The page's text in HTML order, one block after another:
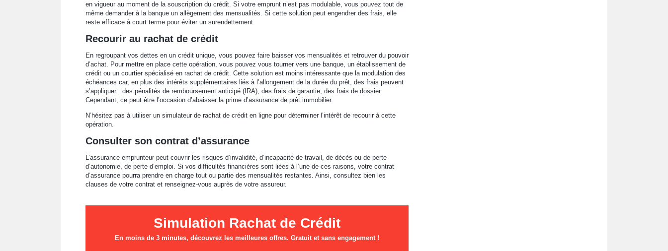
en vigueur au moment de la souscription du crédit. Si votre emprunt n’est pas modulable, vous pouvez tout de
même demander à la banque un allègement des mensualités. Si cette solution peut engendrer des frais, elle
reste efficace à court terme pour éviter un surendettement.
Recourir au rachat de crédit
En regroupant vos dettes en un crédit unique, vous pouvez faire baisser vos mensualités et retrouver du pouvoir
d’achat. Pour mettre en place cette opération, vous pouvez vous tourner vers une banque, un établissement de
crédit ou un courtier spécialisé en rachat de crédit. Cette solution est moins intéressante que la modulation des
échéances car, en plus des intérêts supplémentaires liés à l’allongement de la durée du prêt, des frais peuvent
s’appliquer : des pénalités de remboursement anticipé (IRA), des frais de garantie, des frais de dossier.
Cependant, ce peut être l’occasion d’abaisser la prime d’assurance de prêt immobilier.
N’hésitez pas à utiliser un simulateur de rachat de crédit en ligne pour déterminer l’intérêt de recourir à cette
opération.
Consulter son contrat d’assurance
L’assurance emprunteur peut couvrir les risques d’invalidité, d’incapacité de travail, de décès ou de perte
d’autonomie, de perte d’emploi. Si vos difficultés financières sont liées à l’une de ces raisons, votre contrat
d’assurance pourra prendre en charge tout ou partie des mensualités restantes. Ainsi, consultez bien les
clauses de votre contrat et renseignez-vous auprès de votre assureur.
Simulation Rachat de Crédit
En moins de 3 minutes, découvrez les meilleures offres. Gratuit et sans engagement !